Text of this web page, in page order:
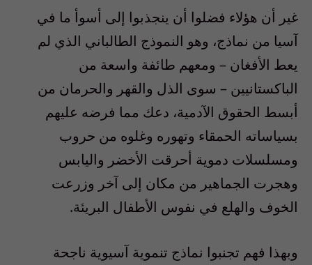
غير أن هؤلاء فضلوا أن ينجذبوا إلى أسوأ ما في
آسيا من نماذج، وهو النموذج الطالباني الذي لم
يعط الأفغان – ومعهم طائفة واسعة من
الباكستانيين – سوى الذل والقهر والحرمان من
أبسط الحقوق الآدمية، دعك مما فرضه عليهم
بسياساته الحمقاء وتهوره وغلوه من حروب
ومسلسلات دموية أحرقت الأخضر واليابس
وهجرت الجماهير من مكان إلى آخر وزرعت
الخوف والهلع في نفوس الأطفال البريئة.
وبهذا فهم تجنبوا نماذج تنموية آسيوية ناجحة